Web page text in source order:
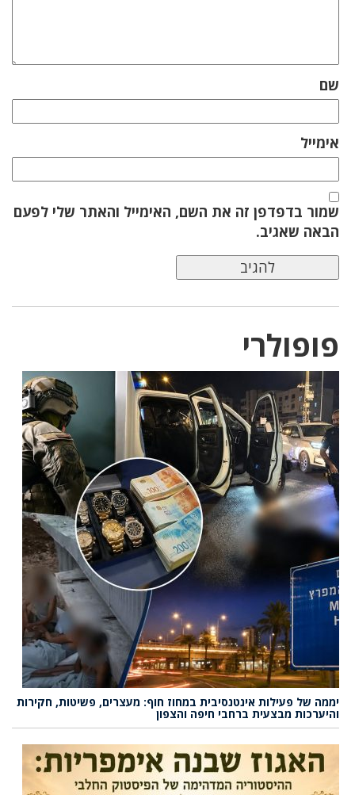
שם
אימייל
שמור בדפדפן זה את השם, האימייל והאתר שלי לפעם
הבאה שאגיב.
פופולרי
יממה של פעילות אינטנסיבית במחוז חוף: מעצרים, פשיטות, חקירות
והיערכות מבצעית ברחבי חיפה והצפון